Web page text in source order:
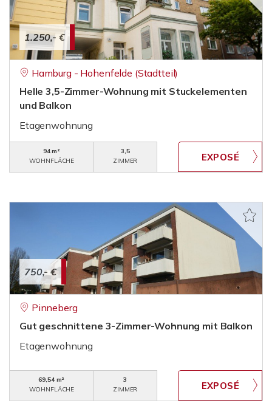
1.250,- €
Hamburg - Hohenfelde (Stadtteil)
Helle 3,5-Zimmer-Wohnung mit Stuckelementen
und Balkon
Etagenwohnung
94 m²
WOHNFLÄCHE
3,5
ZIMMER
750,- €
Pinneberg
Gut geschnittene 3-Zimmer-Wohnung mit Balkon
Etagenwohnung
69,54 m²
WOHNFLÄCHE
3
ZIMMER